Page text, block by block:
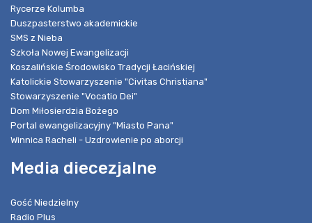
Rycerze Kolumba
Duszpasterstwo akademickie
SMS z Nieba
Szkoła Nowej Ewangelizacji
Koszalińskie Środowisko Tradycji Łacińskiej
Katolickie Stowarzyszenie "Civitas Christiana"
Stowarzyszenie "Vocatio Dei"
Dom Miłosierdzia Bożego
Portal ewangelizacyjny "Miasto Pana"
Winnica Racheli - Uzdrowienie po aborcji
Media diecezjalne
Gość Niedzielny
Radio Plus